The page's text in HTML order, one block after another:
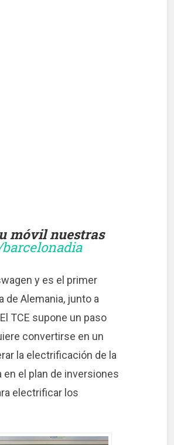
móvil nuestras
y es el primer
de Alemania, junto a
TCE supone un paso
convertirse en un
la electrificación de la
el plan de inversiones
electrificar los